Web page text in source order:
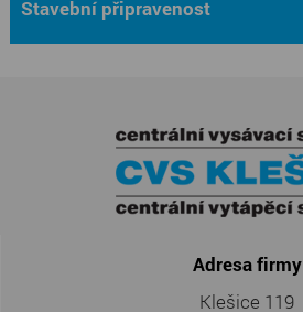
Stavební připravenost
Adresa firmy
Klešice 119